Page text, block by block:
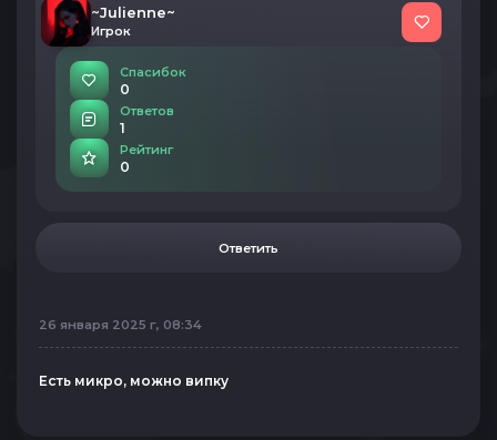
~Julienne~
Игрок
Спасибок
0
Ответов
1
Рейтинг
0
Ответить
26 января 2025 г, 08:34
Есть микро, можно випку